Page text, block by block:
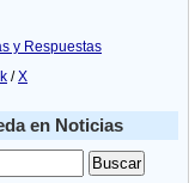
y Respuestas
/X
en Noticias